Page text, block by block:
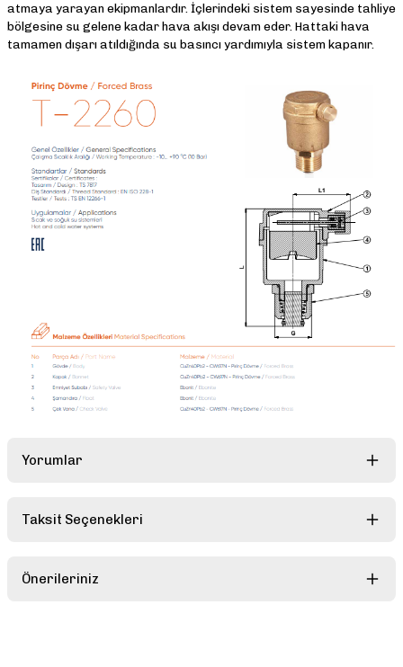
atmaya yarayan ekipmanlardır. İçlerindeki sistem sayesinde tahliye
bölgesine su gelene kadar hava akışı devam eder. Hattaki hava
tamamen dışarı atıldığında su basıncı yardımıyla sistem kapanır.
Yorumlar
Taksit Seçenekleri
Önerileriniz